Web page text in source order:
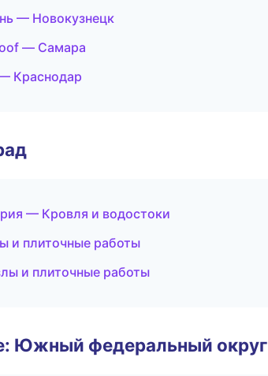
— Новокузнецк
— Самара
Краснодар
— Кровля и водостоки
и плиточные работы
и плиточные работы
Южный федеральный округ